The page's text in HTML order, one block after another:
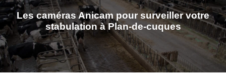
Les caméras Anicam pour surveiller votre
stabulation à Plan-de-cuques